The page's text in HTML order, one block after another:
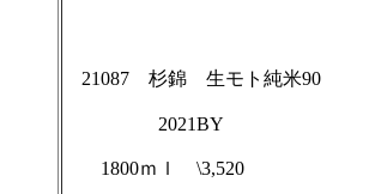
21087 杉錦 生モト純米90
2021BY
1800ｍｌ \3,520